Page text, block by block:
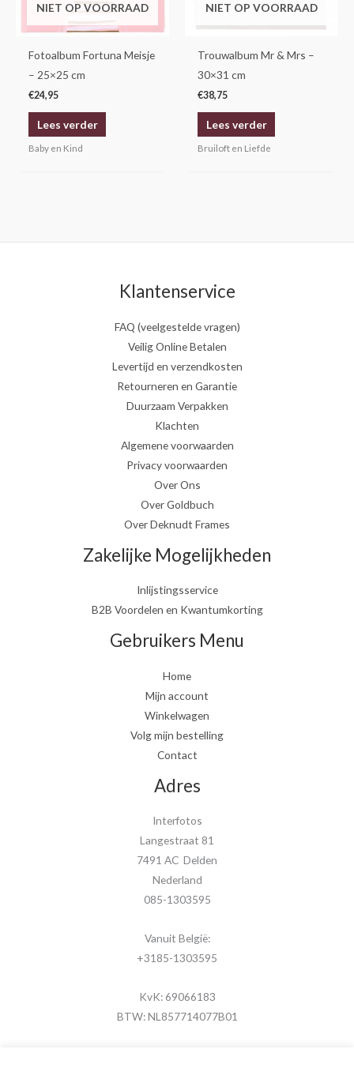
NIET OP VOORRAAD
Fotoalbum Fortuna Meisje
– 25×25 cm
€24,95
Lees verder
Baby en Kind
NIET OP VOORRAAD
Trouwalbum Mr & Mrs –
30×31 cm
€38,75
Lees verder
Bruiloft en Liefde
Klantenservice
FAQ (veelgestelde vragen)
Veilig Online Betalen
Levertijd en verzendkosten
Retourneren en Garantie
Duurzaam Verpakken
Klachten
Algemene voorwaarden
Privacy voorwaarden
Over Ons
Over Goldbuch
Over Deknudt Frames
Zakelijke Mogelijkheden
Inlijstingsservice
B2B Voordelen en Kwantumkorting
Gebruikers Menu
Home
Mijn account
Winkelwagen
Volg mijn bestelling
Contact
Adres
Interfotos
Langestraat 81
7491 AC Delden
Nederland
085-1303595
Vanuit België:
+3185-1303595
KvK: 69066183
BTW: NL857714077B01